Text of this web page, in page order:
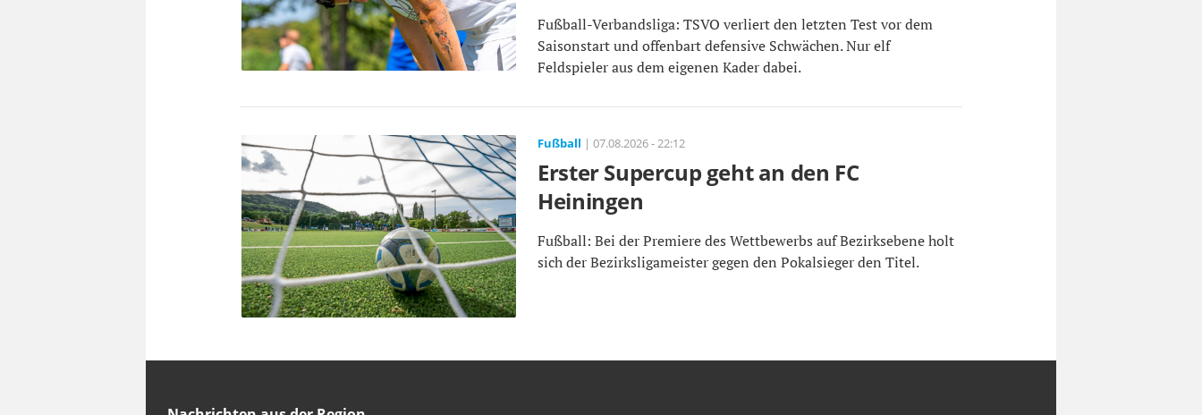
Fußball-Verbandsliga: TSVO verliert den letzten Test vor dem
Saisonstart und offenbart defensive Schwächen. Nur elf
Feldspieler aus dem eigenen Kader dabei.
Fußball | 07.08.2026 - 22:12
Erster Supercup geht an den FC
Heiningen
Fußball: Bei der Premiere des Wettbewerbs auf Bezirksebene holt
sich der Bezirksligameister gegen den Pokalsieger den Titel.